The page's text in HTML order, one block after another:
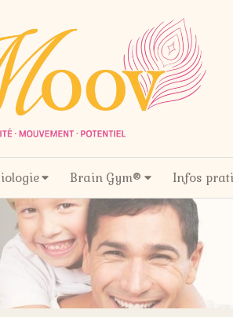
Brain Gym® Infos